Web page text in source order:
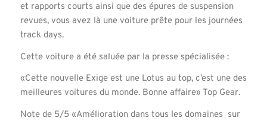
et rapports courts ainsi que des épures de suspension
revues, vous avez là une voiture prête pour les journées
track days.
Cette voiture a été saluée par la presse spécialisée :
«Cette nouvelle Exige est une Lotus au top, c’est une des
meilleures voitures du monde. Bonne affaire» Top Gear.
Note de 5/5 «Amélioration dans tous les domaines sur